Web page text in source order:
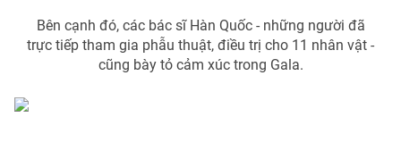
thuận bằng văn bản. Ghi rõ nguồn VTV.vn khi phát hành lại
thông tin từ website này.
Bên cạnh đó, các bác sĩ Hàn Quốc - những người đã
trực tiếp tham gia phẫu thuật, điều trị cho 11 nhân vật -
cũng bày tỏ cảm xúc trong Gala.